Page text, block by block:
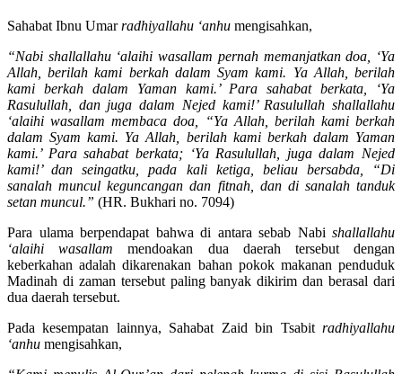
Sahabat Ibnu Umarradhiyallahu ‘anhu mengisahkan,
“Nabi shallallahu ‘alaihi wasallam pernah memanjatkan doa, ‘Ya
Allah, berilah kami berkah dalam Syam kami. YaAllah, berilah
kami berkah dalam Yaman kami.’ Para sahabat berkata, ‘Ya
Rasulullah, dan juga dalam Nejed kami!’ Rasulullah shallallahu
‘alaihi wasallam membaca doa, “Ya Allah, berilah kami berkah
dalam Syam kami. Ya Allah, berilah kami berkah dalam Yaman
kami.’ Para sahabat berkata; ‘Ya Rasulullah, juga dalam Nejed
kami!’ dan seingatku, pada kali ketiga, beliau bersabda, “Di
sanalah muncul keguncangan dan fitnah, dan di sanalah tanduk
setan muncul.” (HR. Bukhari no. 7094)
Para ulama berpendapat bahwa di antara sebab Nabi shallallahu
‘alaihi wasallam mendoakan dua daerah tersebut dengan
keberkahan adalah dikarenakan bahan pokok makanan penduduk
Madinah di zaman tersebut paling banyak dikirim dan berasal dari
dua daerah tersebut.
Pada kesempatan lainnya, Sahabat Zaid bin Tsabit radhiyallahu
‘anhu mengisahkan,